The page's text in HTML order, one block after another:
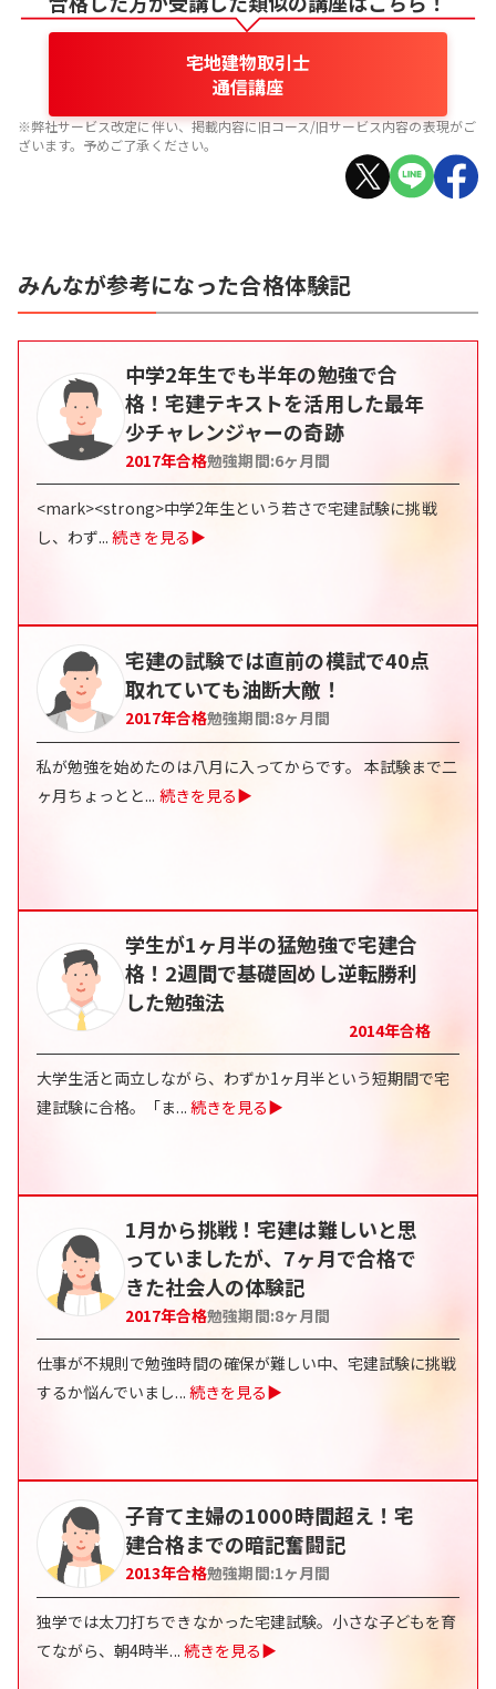
宅地建物取引士
通信講座
※弊社サービス改定に伴い、掲載内容に旧コース/旧サービス内容の表現がご
ざいます。予めご了承ください。
みんなが参考になった合格体験記
中学2年生でも半年の勉強で合
格！宅建テキストを活用した最年
少チャレンジャーの奇跡
2017年合格勉強期間:6ヶ月間
<mark><strong>中学2年生という若さで宅建試験に挑戦
し、わず... 続きを見る▶
宅建の試験では直前の模試で40点
取れていても油断大敵！
2017年合格勉強期間:8ヶ月間
私が勉強を始めたのは八月に入ってからです。 本試験まで二
ヶ月ちょっとと... 続きを見る▶
学生が1ヶ月半の猛勉強で宅建合
格！2週間で基礎固めし逆転勝利
した勉強法
2014年合格
大学生活と両立しながら、わずか1ヶ月半という短期間で宅
建試験に合格。「ま... 続きを見る▶
1月から挑戦！宅建は難しいと思
っていましたが、7ヶ月で合格で
きた社会人の体験記
2017年合格勉強期間:8ヶ月間
仕事が不規則で勉強時間の確保が難しい中、宅建試験に挑戦
するか悩んでいまし... 続きを見る▶
子育て主婦の1000時間超え！宅
建合格までの暗記奮闘記
2013年合格勉強期間:1ヶ月間
独学では太刀打ちできなかった宅建試験。小さな子どもを育
てながら、朝4時半... 続きを見る▶